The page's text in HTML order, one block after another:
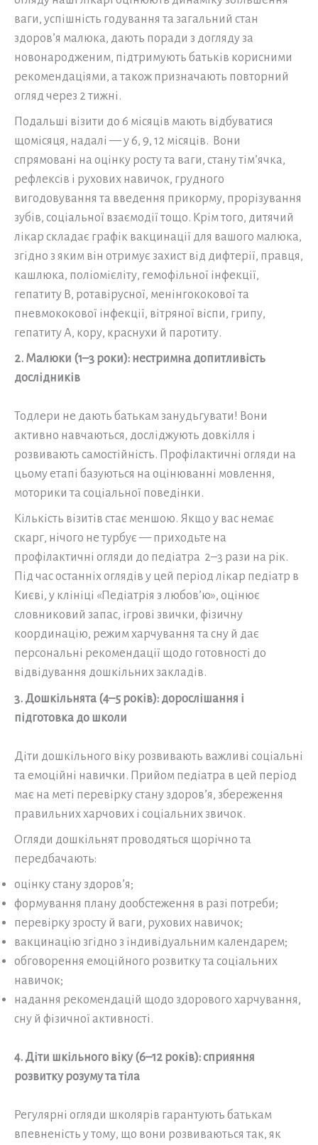
ваги, успішність годування та загальний стан
здоров’я малюка, дають поради з догляду за
новонародженим, підтримують батьків корисними
рекомендаціями, а також призначають повторний
огляд через 2 тижні.
Подальші візити до 6 місяців мають відбуватися
щомісяця, надалі — у 6, 9, 12 місяців. Вони
спрямовані на оцінку росту та ваги, стану тім’ячка,
рефлексів і рухових навичок, грудного
вигодовування та введення прикорму, прорізування
зубів, соціальної взаємодії тощо. Крім того, дитячий
лікар складає графік вакцинації для вашого малюка,
згідно з яким він отримує захист від дифтерії, правця,
кашлюка, поліомієліту, гемофільної інфекції,
гепатиту В, ротавірусної, менінгококової та
пневмококової інфекції, вітряної віспи, грипу,
гепатиту А, кору, краснухи й паротиту.
2. Малюки (1–3 роки): нестримна допитливість
дослідників
Тодлери не дають батькам занудьгувати! Вони
активно навчаються, досліджують довкілля і
розвивають самостійність. Профілактичні огляди на
цьому етапі базуються на оцінюванні мовлення,
моторики та соціальної поведінки.
Кількість візитів стає меншою. Якщо у вас немає
скарг, нічого не турбує — приходьте на
профілактичні огляди до педіатра 2–3 рази на рік.
Під час останніх оглядів у цей період лікар педіатр в
Києві, у клініці «Педіатрія з любов’ю», оцінює
словниковий запас, ігрові звички, фізичну
координацію, режим харчування та сну й дає
персональні рекомендації щодо готовності до
відвідування дошкільних закладів.
3. Дошкільнята (4–5 років): дорослішання і
підготовка до школи
Діти дошкільного віку розвивають важливі соціальні
та емоційні навички. Прийом педіатра в цей період
має на меті перевірку стану здоров’я, збереження
правильних харчових і соціальних звичок.
Огляди дошкільнят проводяться щорічно та
передбачають:
оцінку стану здоров’я;
формування плану дообстеження в разі потреби;
перевірку зросту й ваги, рухових навичок;
вакцинацію згідно з індивідуальним календарем;
обговорення емоційного розвитку та соціальних
навичок;
надання рекомендацій щодо здорового харчування,
сну й фізичної активності.
4. Діти шкільного віку (6–12 років): сприяння
розвитку розуму та тіла
Регулярні огляди школярів гарантують батькам
впевненість у тому, що вони розвиваються так, як